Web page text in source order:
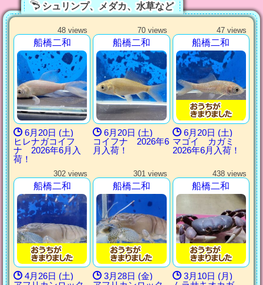
シュリンプ、メダカ、水草など
48 views
船橋二和
6月20日 (土)
ヒレナガコイフ
ナ 2026年6月入
荷！
70 views
船橋二和
6月20日 (土)
コイフナ 2026年6
月入荷！
47 views
船橋二和
6月20日 (土)
マゴイ カガミ
2026年6月入荷！
302 views
船橋二和
4月26日 (土)
301 views
船橋二和
3月28日 (金)
438 views
船橋二和
3月10日 (月)